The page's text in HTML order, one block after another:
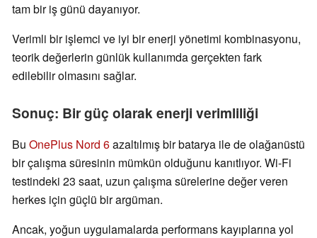
tam bir iş günü dayanıyor.
Verimli bir işlemci ve iyi bir enerji yönetimi kombinasyonu,
teorik değerlerin günlük kullanımda gerçekten fark
edilebilir olmasını sağlar.
Sonuç: Bir güç olarak enerji verimliliği
Bu OnePlus Nord 6azaltılmış bir batarya ile de olağanüstü
bir çalışma süresinin mümkün olduğunu kanıtlıyor. Wi-Fi
testindeki 23 saat, uzun çalışma sürelerine değer veren
herkes için güçlü bir argüman.
Ancak, yoğun uygulamalarda performans kayıplarına yol